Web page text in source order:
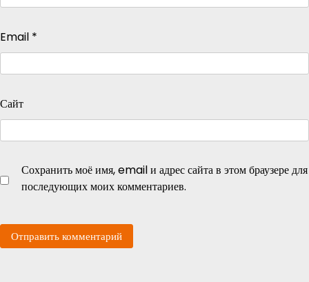
Email *
Сайт
Сохранить моё имя, email и адрес сайта в этом браузере для
последующих моих комментариев.